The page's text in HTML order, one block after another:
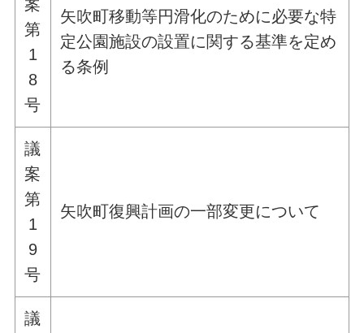
案
第
1
8
号
矢吹町移動等円滑化のために必要な特
定公園施設の設置に関する基準を定め
る条例
議
案
第
1
9
号
矢吹町復興計画の一部変更について
議